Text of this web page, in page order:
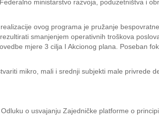
ministarstvo razvoja, poduzetništva i
ovog programa je pružanje
smanjenjem operativnih troškova
mjere 3 cilja I Akcionog plana. Poseban
mikro, mali i srednji subjekti male privrede
o usvajanju Zajedničke platforme o